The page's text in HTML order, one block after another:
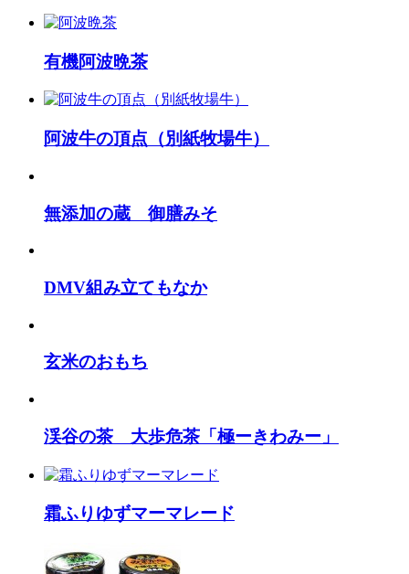
有機阿波晩茶
阿波牛の頂点（別紙牧場牛）
無添加の蔵 御膳みそ
DMV組み立てもなか
玄米のおもち
渓谷の茶 大歩危茶「極ーきわみー」
霜ふりゆずマーマレード